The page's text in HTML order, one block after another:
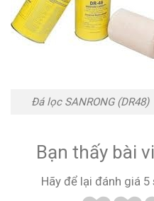
Đá lọc SANRONG (DR48)
Bạn thấy bài
Hãy để lại đánh giá